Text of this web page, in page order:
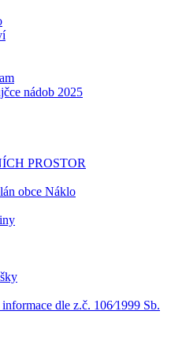
nádob 2025
PROSTOR
obce Náklo
dle z.č. 106⁄1999 Sb.